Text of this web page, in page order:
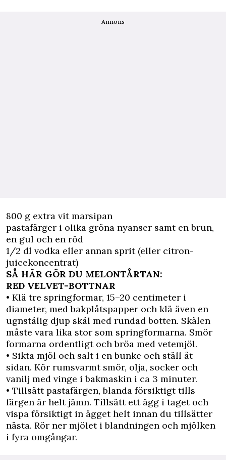
Annons
800 g extra vit marsipan
pastafärger i olika gröna nyanser samt en brun,
en gul och en röd
1/2 dl vodka eller annan sprit (eller citron-
juicekoncentrat)
SÅ HÄR GÖR DU MELONTÅRTAN:
RED VELVET-BOTTNAR
• Klä tre springformar, 15–20 centimeter i
diameter, med bakplåtspapper och klä även en
ugnstålig djup skål med rundad botten. Skålen
måste vara lika stor som springformarna. Smör
formarna ordentligt och bröa med vetemjöl.
• Sikta mjöl och salt i en bunke och ställ åt
sidan. Kör rumsvarmt smör, olja, socker och
vanilj med vinge i bakmaskin i ca 3 minuter.
• Tillsätt pastafärgen, blanda försiktigt tills
färgen är helt jämn. Tillsätt ett ägg i taget och
vispa försiktigt in ägget helt innan du tillsätter
nästa. Rör ner mjölet i blandningen och mjölken
i fyra omgångar.